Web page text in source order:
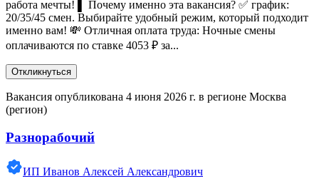
работа мечты! ▌ Почему именно эта вакансия? ✅ график:
20/35/45 смен. Выбирайте удобный режим, который подходит
именно вам! 💸 Отличная оплата труда: Ночные смены
оплачиваются по ставке 4053 ₽ за...
Откликнуться
Вакансия опубликована 4 июня 2026 г. в регионе Москва
(регион)
Разнорабочий
ИП Иванов Алексей Александрович